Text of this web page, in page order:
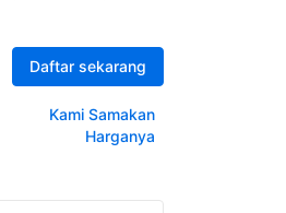
Daftar sekarang
Kami Samakan
Harganya